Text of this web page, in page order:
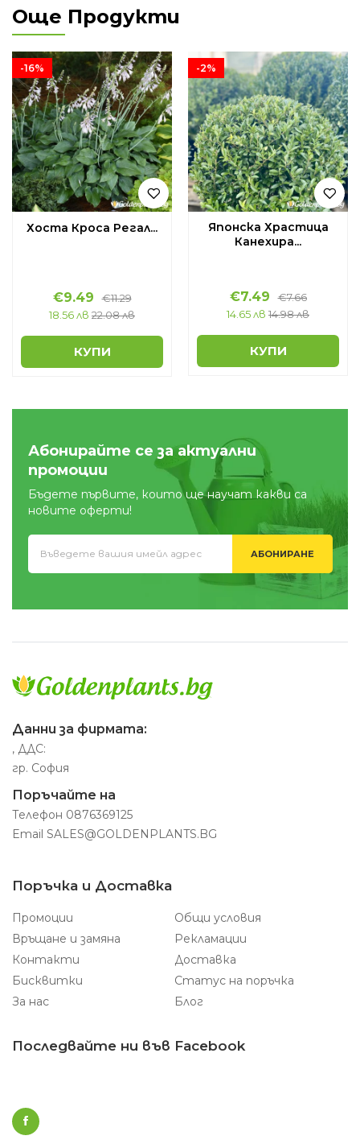
Още Продукти
-16%
Хоста Кроса Регал...
€9.49 €11.29
18.56 лв 22.08 лв
КУПИ
-2%
Японска Храстица
Канехира...
€7.49 €7.66
14.65 лв 14.98 лв
КУПИ
Абонирайте се за актуални
промоции
Бъдете първите, които ще научат какви са
новите оферти!
АБОНИРАНЕ
Данни за фирмата:
, ДДС:
гр. София
Поръчайте на
Телефон 0876369125
Email SALES@GOLDENPLANTS.BG
Поръчка и Доставка
Промоции
Общи условия
Връщане и замяна
Рекламации
Контакти
Доставка
Бисквитки
Статус на поръчка
За нас
Блог
Последвайте ни във Facebook